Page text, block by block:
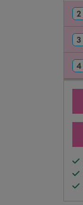
2
3
4